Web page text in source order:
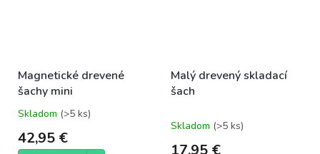
Magnetické drevené
šachy mini
Priemerné
hodnotenie
produktu
Skladom (>5 ks)
42,95 €
Malý drevený skladací
šach
Skladom (>5 ks)